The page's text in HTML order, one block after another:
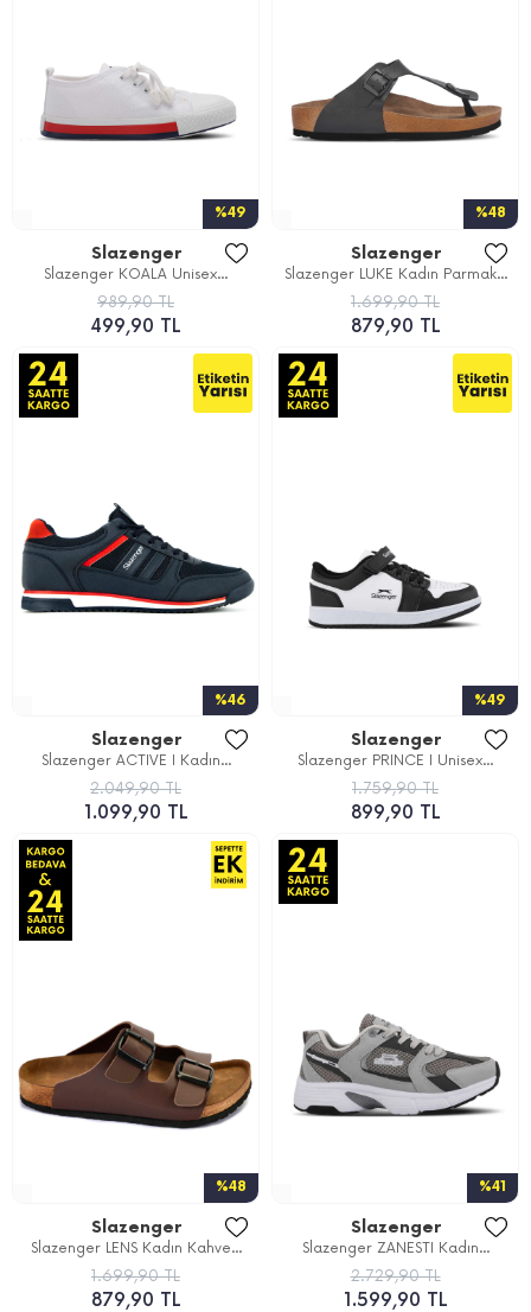
%49
Slazenger
Slazenger KOALA Unisex...
989,90 TL
499,90 TL
%48
Slazenger
Slazenger LUKE Kadın Parmak...
1.699,90 TL
879,90 TL
%46
Slazenger
Slazenger ACTIVE I Kadın...
2.049,90 TL
1.099,90 TL
%49
Slazenger
Slazenger PRINCE I Unisex...
1.759,90 TL
899,90 TL
%48
Slazenger
Slazenger LENS Kadın Kahve...
1.699,90 TL
879,90 TL
%41
Slazenger
Slazenger ZANESTI Kadın...
2.729,90 TL
1.599,90 TL